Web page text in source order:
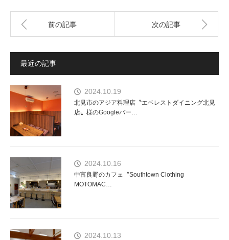
前の記事 次の記事
最近の記事
2024.10.19
北見市のアジア料理店〝エベレストダイニング北見
店〟様のGoogleバー…
2024.10.16
中富良野のカフェ〝Southtown Clothing
MOTOMAC…
2024.10.13